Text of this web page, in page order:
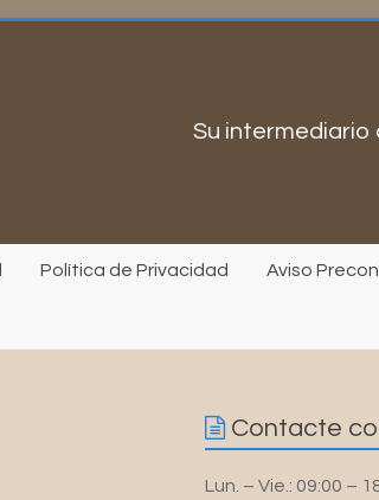
Su intermediario
Política de Privacidad Aviso
Contacte
Lun. – Vie.: 09:00 –